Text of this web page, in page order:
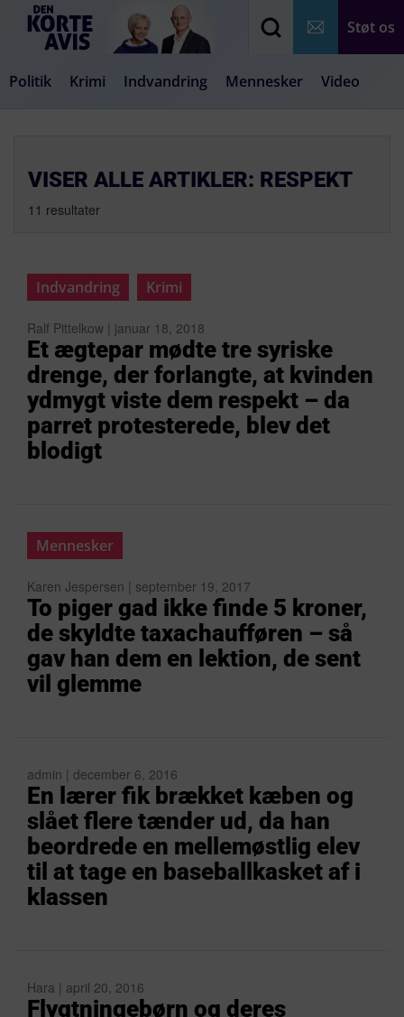
Støt os
Politik Krimi Indvandring Mennesker Video
VISER ALLE ARTIKLER: RESPEKT
11 resultater
Indvandring Krimi
Ralf Pittelkow | januar 18, 2018
Et ægtepar mødte tre syriske
drenge, der forlangte, at kvinden
ydmygt viste dem respekt – da
parret protesterede, blev det
blodigt
Mennesker
Karen Jespersen | september 19, 2017
To piger gad ikke finde 5 kroner,
de skyldte taxachaufføren – så
gav han dem en lektion, de sent
vil glemme
admin | december 6, 2016
En lærer fik brækket kæben og
slået flere tænder ud, da han
beordrede en mellemøstlig elev
til at tage en baseballkasket af i
klassen
Hara | april 20, 2016
Flygtningebørn og deres